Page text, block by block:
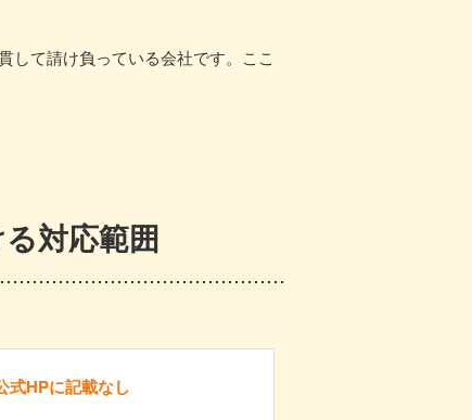
して請け負っている会社です。ここ
対応範囲
式HPに記載なし